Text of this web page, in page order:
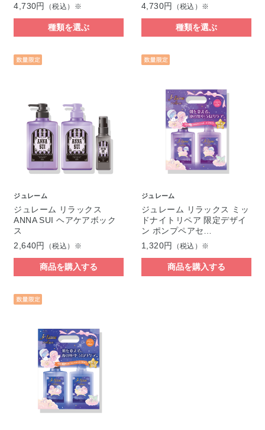
4,730円
（税込）※
種類を選ぶ
4,730円
（税込）※
種類を選ぶ
ジュレーム
ジュレーム リラックス
ANNA SUI ヘアケアボック
ス
2,640円
（税込）※
商品を購入する
ジュレーム
ジュレーム リラックス ミッ
ドナイトリペア 限定デザイ
ン ポンプペアセ…
1,320円
（税込）※
商品を購入する